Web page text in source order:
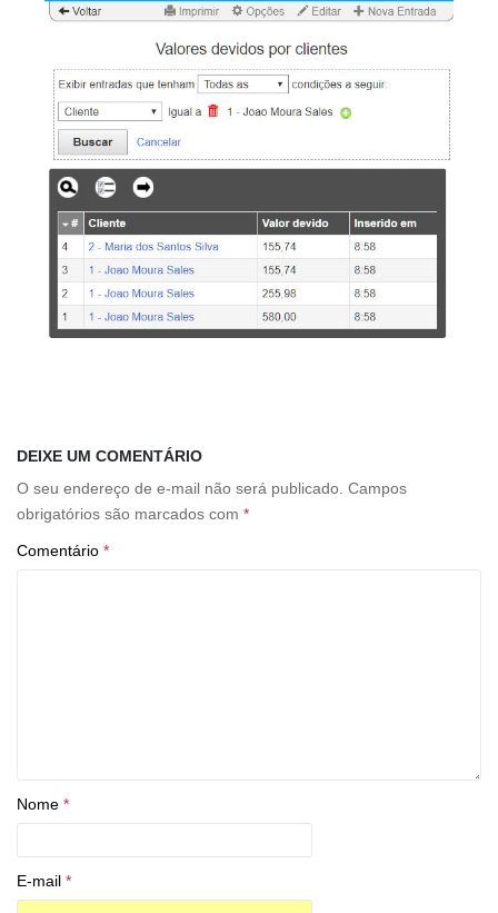
DEIXE UM COMENTÁRIO
O seu endereço de e-mail não será publicado. Campos
obrigatórios são marcados com *
Comentário *
Nome *
E-mail *